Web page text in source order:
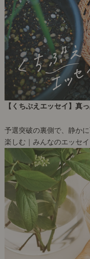
【くちぶえエッセイ】真
予選突破の裏側で、静か
楽しむ｜みんなのエッセイ